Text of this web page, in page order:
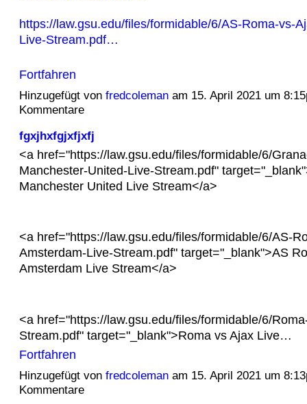
https://law.gsu.edu/files/formidable/6/AS-Roma-vs-
Live-Stream.pdf…
Fortfahren
Hinzugefügt von fredcolemanam 15. April 2021 um
Kommentare
fgxjhxfgjxfjxfj
<a href="https://law.gsu.edu/files/formidable/6/
Manchester-United-Live-Stream.pdf"
Manchester United Live Stream</a>
<a href="https://law.gsu.edu/files/formidable/6/AS-
Amsterdam-Live-Stream.pdf" target="_blank">AS
Amsterdam Live Stream</a>
<a href="https://law.gsu.edu/files/formidable/6/
Stream.pdf" target="_blank">Roma vs Ajax Live…
Fortfahren
Hinzugefügt von fredcolemanam 15. April 2021 um
Kommentare